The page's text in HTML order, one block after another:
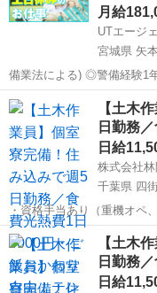
月給
UTエージ
宮城県 矢
備業法による) ◎警備
通誘導警備…
宮城 東松島市 矢本
【土木
日勤務
日給
株式会社林
千葉県 四
・資格手当あり（重機オペ
支援あり ・日…
千葉 四街道
【土木
日勤務
日給